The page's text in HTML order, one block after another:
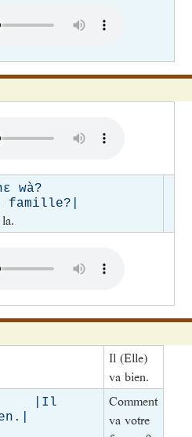
wà?
famille?|
Il (Elle)
va bien.
|Il
Comment
va votre